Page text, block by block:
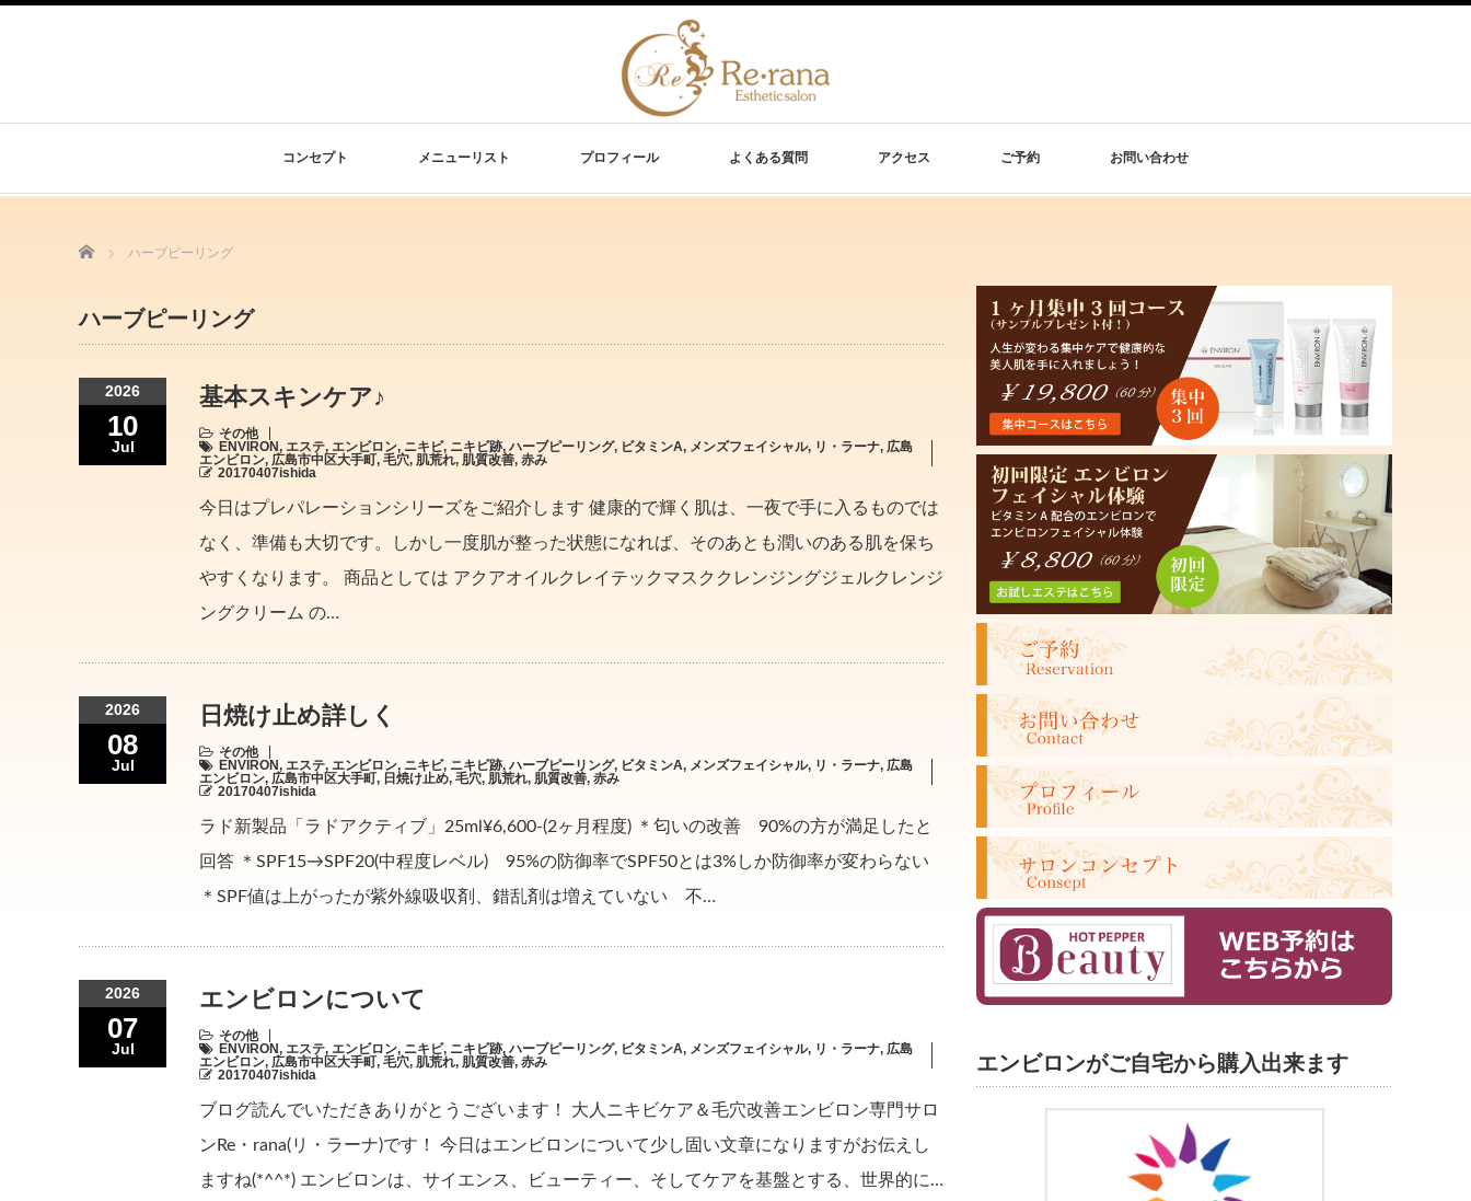
コンセプト メニューリスト プロフィール よくある質問 アクセス ご予約 お問い合わせ
Home ハーブピーリング
ハーブピーリング
2026
10
Jul
基本スキンケア♪
その他
ENVIRON, エステ, エンビロン, ニキビ, ニキビ跡, ハーブピーリング, ビタミンA, メンズフェイシャル, リ・ラーナ, 広島
エンビロン, 広島市中区大手町, 毛穴, 肌荒れ, 肌質改善, 赤み
20170407ishida
今日はプレパレーションシリーズをご紹介します 健康的で輝く肌は、一夜で手に入るものでは
なく、準備も大切です。しかし一度肌が整った状態になれば、そのあとも潤いのある肌を保ち
やすくなります。 商品としては アクアオイルクレイテックマスククレンジングジェルクレンジ
ングクリーム の…
2026
08
Jul
日焼け止め詳しく
その他
ENVIRON, エステ, エンビロン, ニキビ, ニキビ跡, ハーブピーリング, ビタミンA, メンズフェイシャル, リ・ラーナ, 広島
エンビロン, 広島市中区大手町, 日焼け止め, 毛穴, 肌荒れ, 肌質改善, 赤み
20170407ishida
ラド新製品「ラドアクティブ」25ml¥6,600-(2ヶ月程度) ＊匂いの改善 90%の方が満足したと
回答 ＊SPF15→SPF20(中程度レベル) 95%の防御率でSPF50とは3%しか防御率が変わらない
＊SPF値は上がったが紫外線吸収剤、錯乱剤は増えていない 不…
2026
07
Jul
エンビロンについて
その他
ENVIRON, エステ, エンビロン, ニキビ, ニキビ跡, ハーブピーリング, ビタミンA, メンズフェイシャル, リ・ラーナ, 広島
エンビロン, 広島市中区大手町, 毛穴, 肌荒れ, 肌質改善, 赤み
20170407ishida
ブログ読んでいただきありがとうございます！ 大人ニキビケア＆毛穴改善エンビロン専門サロ
ンRe・rana(リ・ラーナ)です！ 今日はエンビロンについて少し固い文章になりますがお伝えし
ますね(*^^*) エンビロンは、サイエンス、ビューティー、そしてケアを基盤とする、世界的に…
エンビロンがご自宅から購入出来ます